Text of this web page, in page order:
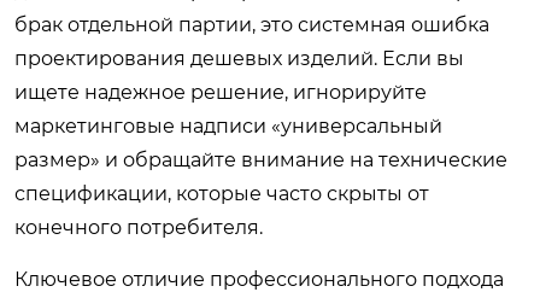
брак отдельной партии, это системная ошибка
проектирования дешевых изделий. Если вы
ищете надежное решение, игнорируйте
маркетинговые надписи «универсальный
размер» и обращайте внимание на технические
спецификации, которые часто скрыты от
конечного потребителя.
Ключевое отличие профессионального подхода